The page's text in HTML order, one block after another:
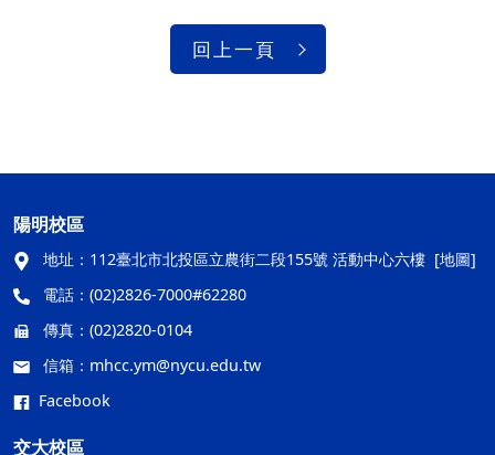
回上一頁
陽明校區
地址： 112臺北市北投區立農街二段155號 活動中心六樓 [地圖]
電話： (02)2826-7000#62280
傳真： (02)2820-0104
信箱： mhcc.ym@nycu.edu.tw
Facebook
交大校區